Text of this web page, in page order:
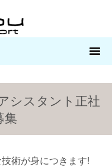
シスタント正社
集
術が身につきます!